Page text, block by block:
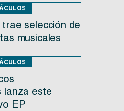
selección de
musicales
lanza este
EP